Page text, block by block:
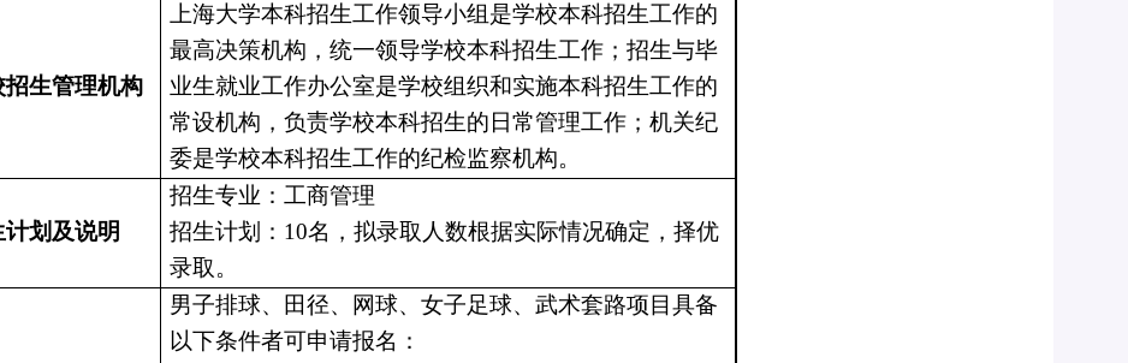
招生管理机构
上海大学本科招生工作领导小组是学校本科招生工作的
最高决策机构，统一领导学校本科招生工作；招生与毕
业生就业工作办公室是学校组织和实施本科招生工作的
常设机构，负责学校本科招生的日常管理工作；机关纪
委是学校本科招生工作的纪检监察机构。
划及说明
招生专业：工商管理
招生计划： 10名，拟录取人数根据实际情况确定，择优
录取。
男子排球、田径、网球、女子足球、武术套路项目具备
以下条件者可申请报名：